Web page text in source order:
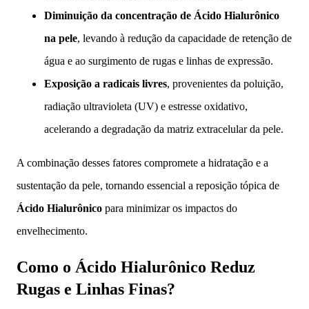
Diminuição da concentração de Ácido Hialurônico
na pele, levando à redução da capacidade de retenção de
água e ao surgimento de rugas e linhas de expressão.
Exposição a radicais livres, provenientes da poluição,
radiação ultravioleta (UV) e estresse oxidativo,
acelerando a degradação da matriz extracelular da pele.
A combinação desses fatores compromete a hidratação e a
sustentação da pele, tornando essencial a reposição tópica de
Ácido Hialurônico para minimizar os impactos do
envelhecimento.
Como o Ácido Hialurônico Reduz
Rugas e Linhas Finas?